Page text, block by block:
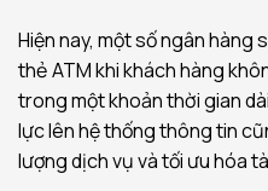
Hiện nay, một số ngân hàng
thẻ ATM khi khách hàng
trong một khoản thời gian
lực lên hệ thống thông tin
lượng dịch vụ và tối ưu hóa